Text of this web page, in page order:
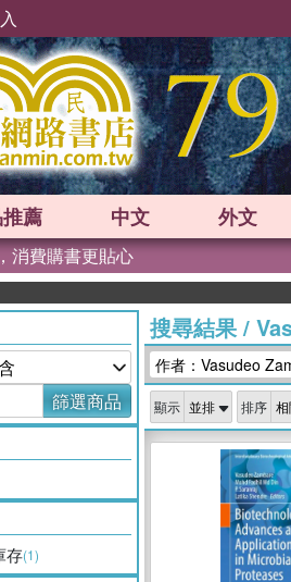
推薦 中文 外文
消費購書更貼心
篩選商品
存(1)
搜尋結果/
作者：Vasudeo
顯示 排序